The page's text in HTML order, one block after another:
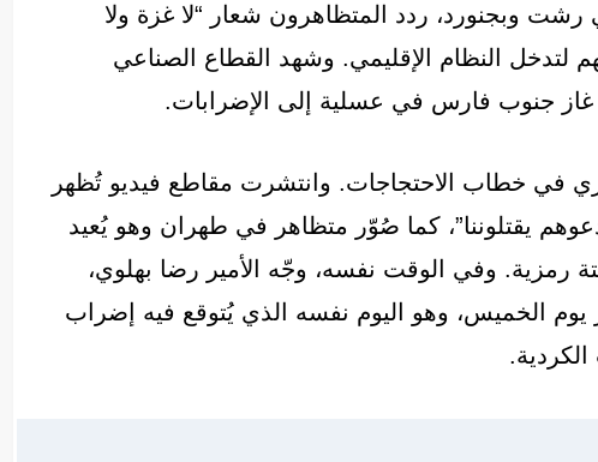
رشت وبجنورد، ردد المتظاهرون شعار “لا غزة ولا
لتدخل النظام الإقليمي. وشهد القطاع الصناعي
جنوب فارس في عسلية إلى الإضرابات.
في خطاب الاحتجاجات. وانتشرت مقاطع فيديو تُظهر
يقتلوننا”، كما صُوّر متظاهر في طهران وهو يُعيد
وفي الوقت نفسه، وجّه الأمير رضا بهلوي،
يوم الخميس، وهو اليوم نفسه الذي يُتوقع فيه إضراب